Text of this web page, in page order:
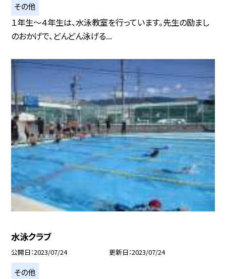
その他
１年生〜４年生は、水泳教室を行っています。先生の励まし
のおかげで、どんどん泳げる...
水泳クラブ
公開日 2023/07/24 更新日 2023/07/24
その他